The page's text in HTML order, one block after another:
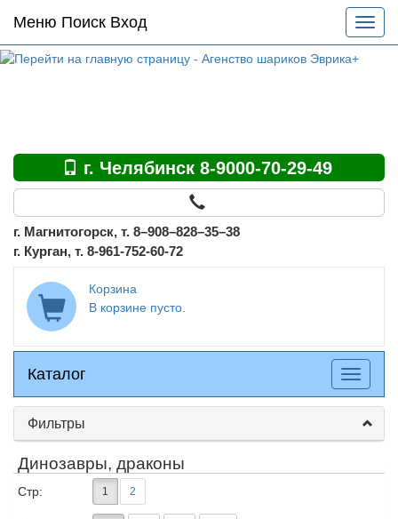
Основное
меню
по
Меню Поиск Вход
меню
г. Челябинск 8-9000-70-29-49
г. Магнитогорск, т. 8–908–828–35–38
г. Курган, т. 8-961-752-60-72
Корзина
В корзине пусто.
Каталог
Каталог
меню
Фильтры
Динозавры, драконы
Стр: 1 2